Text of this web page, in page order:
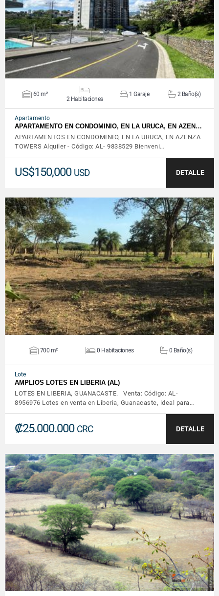
VER DETALLES
60 m²
2 Habitaciones
1 Garaje 2 Baño(s)
Apartamento
APARTAMENTO EN CONDOMINIO, EN LA URUCA, EN AZEN…
APARTAMENTOS EN CONDOMINIO, EN LA URUCA, EN AZENZA
TOWERS Alquiler - Código: AL- 9838529 Bienveni…
US$150,000 USD DETALLE
VER DETALLES
700 m² 0 Habitaciones 0 Baño(s)
Lote
AMPLIOS LOTES EN LIBERIA (AL)
LOTES EN LIBERIA, GUANACASTE. Venta: Código: AL-
8956976 Lotes en venta en Liberia, Guanacaste, ideal para…
₡25.000.000 CRC DETALLE
VER DETALLES